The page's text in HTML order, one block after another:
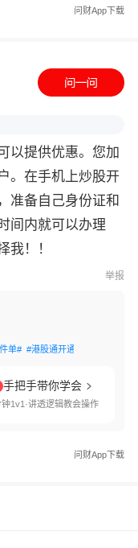
问财App下载
以提供优惠。您加
。在手机上炒股开
准备自己身份证和
间内就可以办理
我！！
举报
单# #港股通开通#
手把手带你学会
1v1·讲透逻辑教会操作
问财App下载